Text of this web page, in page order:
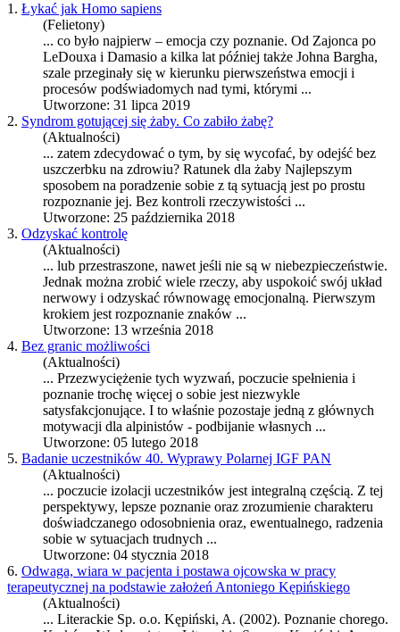
1. Łykać jak Homo sapiens
(Felietony)
... co było najpierw – emocja czy poznanie. Od Zajonca po
LeDouxa i Damasio a kilka lat później także Johna Bargha,
szale przeginały się w kierunku pierwszeństwa emocji i
procesów podświadomych nad tymi, którymi ...
Utworzone: 31 lipca 2019
2. Syndrom gotującej się żaby. Co zabiło żabę?
(Aktualności)
... zatem zdecydować o tym, by się wycofać, by odejść bez
uszczerbku na zdrowiu? Ratunek dla żaby Najlepszym
sposobem na poradzenie sobie z tą sytuacją jest po prostu
rozpoznanie jej. Bez kontroli rzeczywistości ...
Utworzone: 25 października 2018
3. Odzyskać kontrolę
(Aktualności)
... lub przestraszone, nawet jeśli nie są w niebezpieczeństwie.
Jednak można zrobić wiele rzeczy, aby uspokoić swój układ
nerwowy i odzyskać równowagę emocjonalną. Pierwszym
krokiem jest rozpoznanie znaków ...
Utworzone: 13 września 2018
4. Bez granic możliwości
(Aktualności)
... Przezwyciężenie tych wyzwań, poczucie spełnienia i
poznanie trochę więcej o sobie jest niezwykle
satysfakcjonujące. I to właśnie pozostaje jedną z głównych
motywacji dla alpinistów - podbijanie własnych ...
Utworzone: 05 lutego 2018
5. Badanie uczestników 40. Wyprawy Polarnej IGF PAN
(Aktualności)
... poczucie izolacji uczestników jest integralną częścią. Z tej
perspektywy, lepsze poznanie oraz zrozumienie charakteru
doświadczanego odosobnienia oraz, ewentualnego, radzenia
sobie w sytuacjach trudnych ...
Utworzone: 04 stycznia 2018
6. Odwaga, wiara w pacjenta i postawa ojcowska w pracy
terapeutycznej na podstawie założeń Antoniego Kępińskiego
(Aktualności)
... Literackie Sp. o.o. Kępiński, A. (2002). Poznanie chorego.